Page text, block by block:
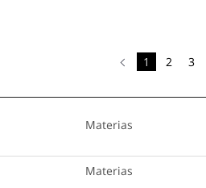
1 2 3
Materias
Materias